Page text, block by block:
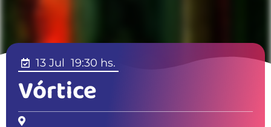
13 Jul 19:30 hs.
Vórtice